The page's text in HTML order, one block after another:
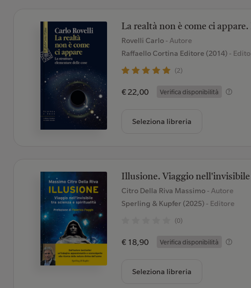
La realtà non è come ci
Rovelli Carlo - Autore
Raffaello Cortina Editore (2014)-
(2)
€ 22,00 Verifica disponibilità
Seleziona libreria
Illusione. Viaggio
Citro Della Riva Massimo - Autore
Sperling & Kupfer (2025)- Editore
(0)
€ 18,90 Verifica disponibilità
Seleziona libreria